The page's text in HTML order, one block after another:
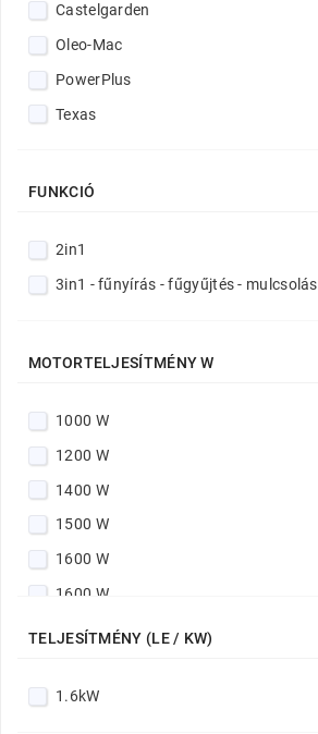
Castelgarden
Oleo-Mac
PowerPlus
Texas
FUNKCIÓ
2in1
3in1 - fűnyírás - fűgyűjtés - mulcsolás
MOTORTELJESÍTMÉNY W
1000 W
1200 W
1400 W
1500 W
1600 W
1600 W
TELJESÍTMÉNY (LE / KW)
1.6kW